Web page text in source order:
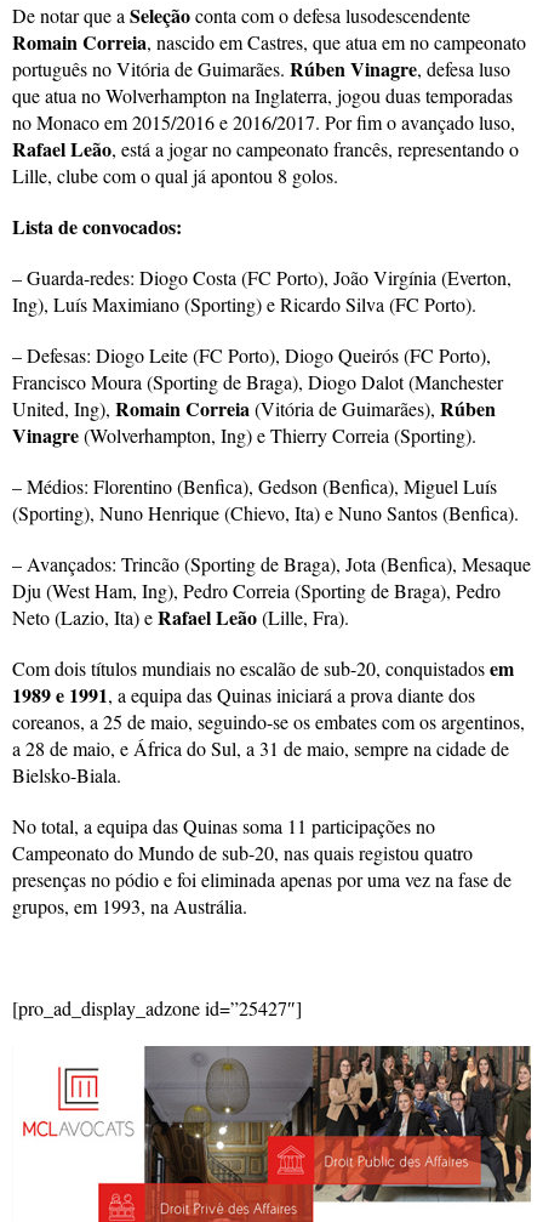
De notar que a Seleçãoconta com o defesa lusodescendente
Romain Correia, nascido em Castres, que atua em no campeonato
português no Vitória de Guimarães. Rúben Vinagre, defesa luso
que atua no Wolverhampton na Inglaterra, jogou duas temporadas
no Monaco em 2015/2016 e 2016/2017. Por fim o avançado luso,
Rafael Leão, está a jogar no campeonato francês, representando o
Lille, clube com o qual já apontou 8 golos.
Lista de convocados:
– Guarda-redes: Diogo Costa (FC Porto), João Virgínia (Everton,
Ing), Luís Maximiano (Sporting) e Ricardo Silva (FC Porto).
– Defesas: Diogo Leite (FC Porto), Diogo Queirós (FC Porto),
Francisco Moura (Sporting de Braga), Diogo Dalot (Manchester
United, Ing), Romain Correia(Vitória de Guimarães), Rúben
Vinagre(Wolverhampton, Ing) e Thierry Correia (Sporting).
– Médios: Florentino (Benfica), Gedson (Benfica), Miguel Luís
(Sporting), Nuno Henrique (Chievo, Ita) e Nuno Santos (Benfica).
– Avançados: Trincão (Sporting de Braga), Jota (Benfica), Mesaque
Dju (West Ham, Ing), Pedro Correia (Sporting de Braga), Pedro
Neto (Lazio, Ita) eRafael Leão(Lille, Fra).
Com dois títulos mundiais no escalão de sub-20, conquistadosem
1989 e 1991, a equipa das Quinas iniciará a prova diante dos
coreanos, a 25 de maio, seguindo-se os embates com os argentinos,
a 28 de maio, e África do Sul, a 31 de maio, sempre na cidade de
Bielsko-Biala.
No total, a equipa das Quinas soma 11 participações no
Campeonato do Mundo de sub-20, nas quais registou quatro
presenças no pódio e foi eliminada apenas por uma vez na fase de
grupos, em 1993, na Austrália.
[pro_ad_display_adzone id=”25427″]